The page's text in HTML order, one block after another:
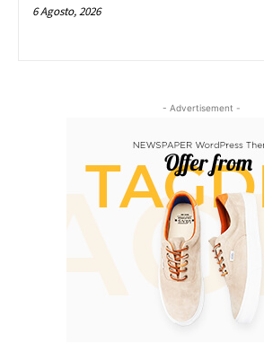
6 Agosto, 2026
- Advertisement -